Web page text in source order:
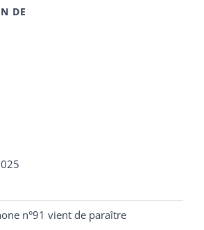
DE
n°91 vient de paraître